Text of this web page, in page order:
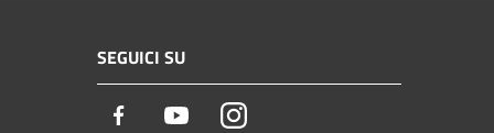
SEGUICI SU
Facebook YoutubeInstagram